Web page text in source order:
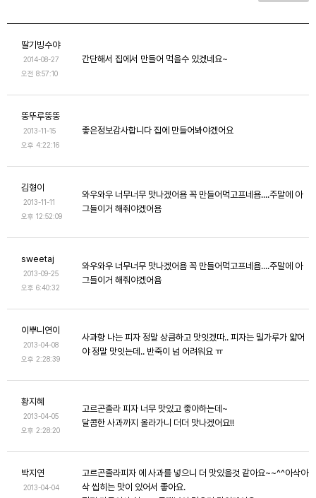
딸기빙수야
2014-08-27
오전 8:57:10
간단해서 집에서 만들어 먹을수 있겠네요~
뚱뚜루뚱뚱
2013-11-15
오후 4:22:16
좋은정보감사합니다 집에 만들어봐야겠어요
김형이
2013-11-11
오후 12:52:09
와우와우 너무너무 맛나겠어욤 꼭 만들어먹고프네욤....주말에 아
그들이거 해줘야겠어욤
sweetaj
2013-09-25
오후 6:40:32
와우와우 너무너무 맛나겠어욤 꼭 만들어먹고프네욤....주말에 아
그들이거 해줘야겠어욤
이뿌니연이
2013-04-08
오후 2:28:39
사과향 나는 피자 정말 상큼하고 맛잇겠따.. 피자는 밀가루가 얇어
야 정말 맛잇는데.. 반죽이 넘 어려워요 ㅠ
황지혜
2013-04-05
오후 2:28:20
고르곤졸라 피자 너무 맛있고 좋아하는데~
달콤한 사과까지 올라가니 더더 맛나겠어요!!
박지연
2013-04-04
고르곤졸라피자 에 사과를 넣으니 더 맛있을것 같아요~~^^아삭아
삭 씹히는 맛이 있어서 좋아요.